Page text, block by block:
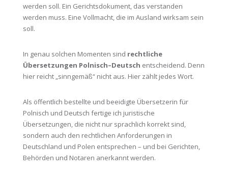
werden soll. Ein Gerichtsdokument, das verstanden
werden muss. Eine Vollmacht, die im Ausland wirksam sein
soll.
In genau solchen Momenten sind rechtliche
Übersetzungen Polnisch–Deutsch entscheidend. Denn
hier reicht „sinngemäß“ nicht aus. Hier zählt jedes Wort.
Als öffentlich bestellte und beeidigte Übersetzerin für
Polnisch und Deutsch fertige ich juristische
Übersetzungen, die nicht nur sprachlich korrekt sind,
sondern auch den rechtlichen Anforderungen in
Deutschland und Polen entsprechen – und bei Gerichten,
Behörden und Notaren anerkannt werden.